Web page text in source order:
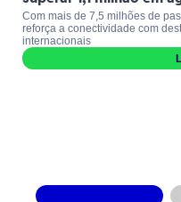
Com mais de 7,5 milhões de
reforça a conectividade com
internacionais